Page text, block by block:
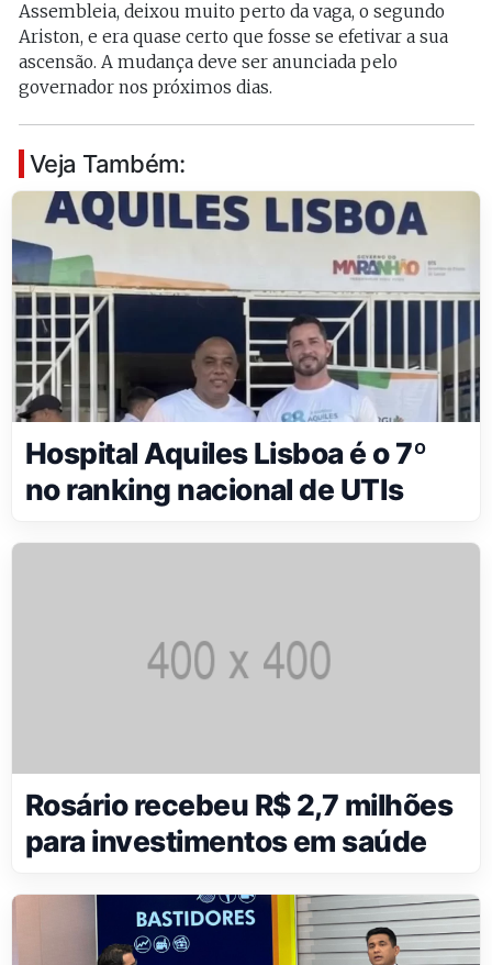
Assembleia, deixou muito perto da vaga, o segundo
Ariston, e era quase certo que fosse se efetivar a sua
ascensão. A mudança deve ser anunciada pelo
governador nos próximos dias.
Veja Também:
Hospital Aquiles Lisboa é o 7º
no ranking nacional de UTIs
Rosário recebeu R$ 2,7 milhões
para investimentos em saúde